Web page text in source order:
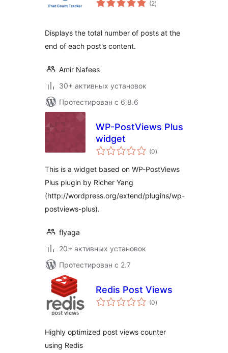
(2рейтинг
)
Displays the total number of posts at the
end of each post's content.
Amir Nafees
30+ активных установок
Протестирован с 6.8.6
WP-PostViews Plus
widget
(0общий
рейтинг
)
This is a widget based on WP-PostViews
Plus plugin by Richer Yang
(http://wordpress.org/extend/plugins/wp-
postviews-plus).
flyaga
20+ активных установок
Протестирован с 2.7
Redis Post Views
(0общий
рейтинг
)
Highly optimized post views counter
using Redis